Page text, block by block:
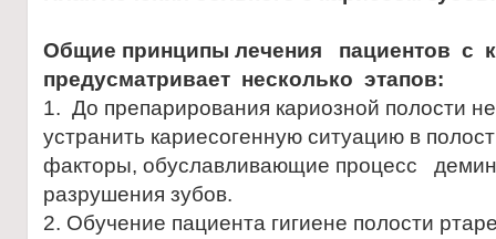
Общие принципы лечения пациентов с
предусматривает несколько этапов:
1. До препарирования кариозной полости
устранить кариесогенную ситуацию в
факторы, обуславливающие процесс
разрушения зубов.
2. Обучение пациента гигиене полости